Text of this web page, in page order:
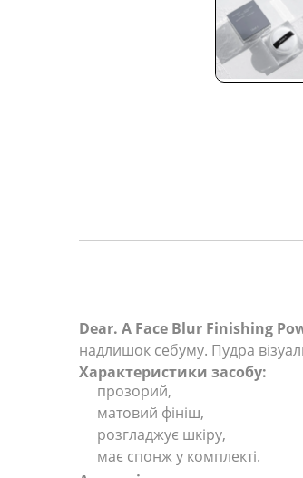
Dear. A Face Blur Finishing
надлишок себуму. Пудра
Характеристики засобу:
прозорий,
матовий фініш,
розгладжує шкіру,
має спонж у комплекті.